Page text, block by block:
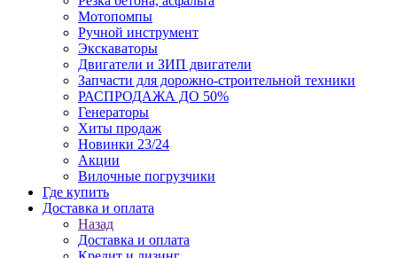
Мотопомпы
Ручной инструмент
Экскаваторы
Двигатели и ЗИП двигатели
Запчасти для дорожно-строительной техники
РАСПРОДАЖА ДО 50%
Генераторы
Хиты продаж
Новинки 23/24
Акции
Вилочные погрузчики
Где купить
Доставка и оплата
Назад
Доставка и оплата